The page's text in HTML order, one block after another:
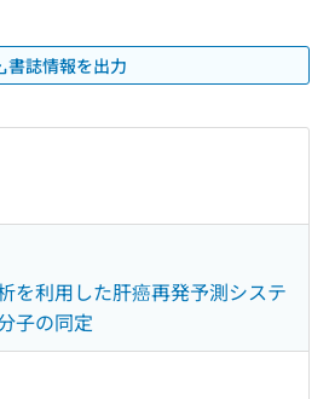
書誌情報を出力
を利用した肝癌再発予測システ
子の同定